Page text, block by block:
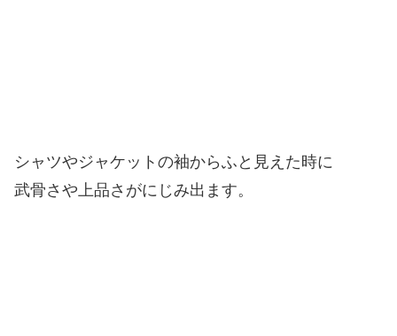
シャツやジャケットの袖からふと見えた時に
武骨さや上品さがにじみ出ます。